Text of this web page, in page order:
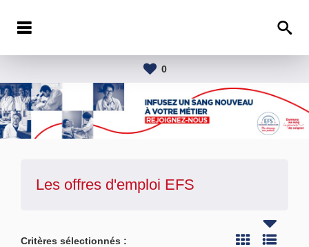
0
Les offres d'emploi EFS
Critères sélectionnés :